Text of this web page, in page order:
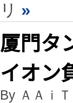
リ »
厦門タ
イオン
By ＡＡｉ